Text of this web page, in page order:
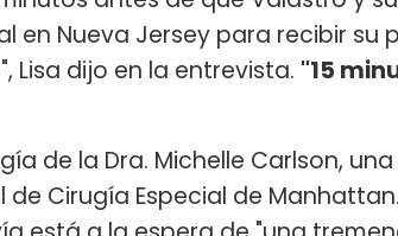
en Nueva Jersey para recibir su
Lisa dijo en la entrevista. "15
de la Dra. Michelle Carlson,
Cirugía Especial de